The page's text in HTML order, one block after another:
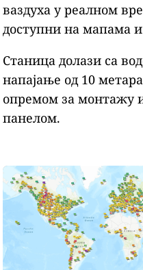
ваздуха у реалном
доступни на мапама
Станица долази са
напајање од 10
опремом за монтажу
панелом.